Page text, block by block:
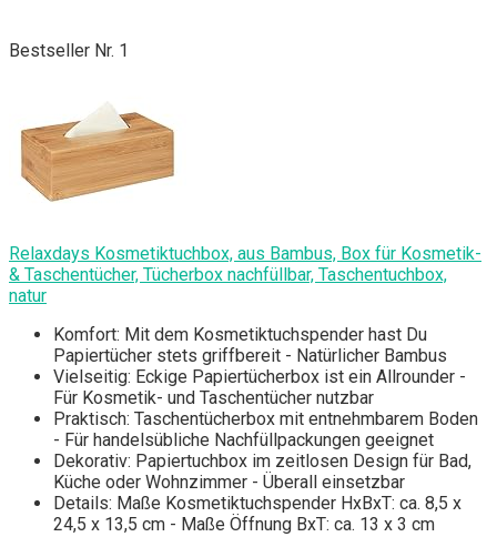
Bestseller Nr. 1
Relaxdays Kosmetiktuchbox, aus Bambus, Box für Kosmetik-
& Taschentücher, Tücherbox nachfüllbar, Taschentuchbox,
natur
Komfort: Mit dem Kosmetiktuchspender hast Du
Papiertücher stets griffbereit - Natürlicher Bambus
Vielseitig: Eckige Papiertücherbox ist ein Allrounder -
Für Kosmetik- und Taschentücher nutzbar
Praktisch: Taschentücherbox mit entnehmbarem Boden
- Für handelsübliche Nachfüllpackungen geeignet
Dekorativ: Papiertuchbox im zeitlosen Design für Bad,
Küche oder Wohnzimmer - Überall einsetzbar
Details: Maße Kosmetiktuchspender HxBxT: ca. 8,5 x
24,5 x 13,5 cm - Maße Öffnung BxT: ca. 13 x 3 cm